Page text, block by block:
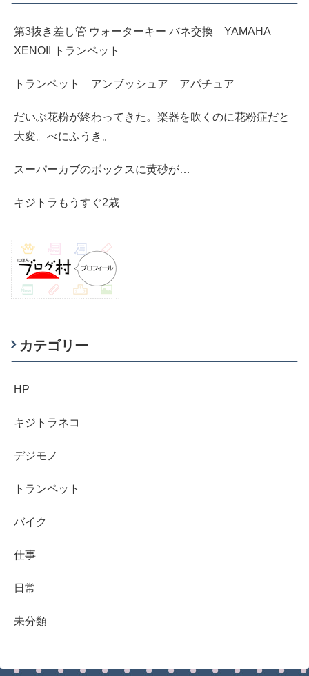
第3抜き差し管 ウォーターキー バネ交換 YAMAHA
XENOII トランペット
トランペット アンブッシュア アパチュア
だいぶ花粉が終わってきた。楽器を吹くのに花粉症だと
大変。べにふうき。
スーパーカブのボックスに黄砂が…
キジトラもうすぐ2歳
カテゴリー
HP
キジトラネコ
デジモノ
トランペット
バイク
仕事
日常
未分類